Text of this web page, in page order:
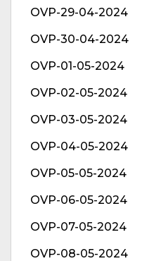
OVP-29-04-2024
OVP-30-04-2024
OVP-01-05-2024
OVP-02-05-2024
OVP-03-05-2024
OVP-04-05-2024
OVP-05-05-2024
OVP-06-05-2024
OVP-07-05-2024
OVP-08-05-2024